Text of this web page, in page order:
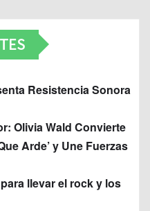
Resistencia Sonora
Olivia Wald Convierte
Arde’ y Une Fuerzas
llevar el rock y los